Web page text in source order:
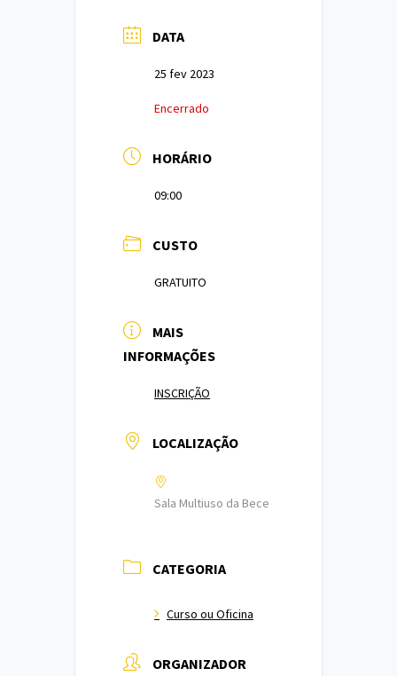
DATA
25 fev 2023
Encerrado
HORÁRIO
09:00
CUSTO
GRATUITO
MAIS
INFORMAÇÕES
INSCRIÇÃO
LOCALIZAÇÃO
Sala Multiuso da Bece
CATEGORIA
Curso ou Oficina
ORGANIZADOR